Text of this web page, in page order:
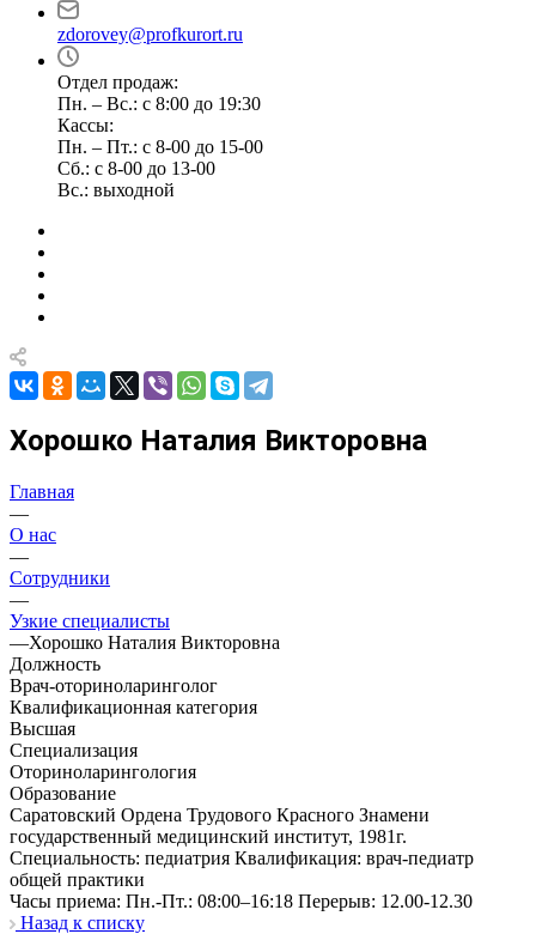
zdorovey@profkurort.ru
Отдел продаж:
Пн. – Вс.: с 8:00 до 19:30
Кассы:
Пн. – Пт.: с 8-00 до 15-00
Сб.: с 8-00 до 13-00
Вс.: выходной
Хорошко Наталия Викторовна
Главная
—
О нас
—
Сотрудники
—
Узкие специалисты
—Хорошко Наталия Викторовна
Должность
Врач-оториноларинголог
Квалификационная категория
Высшая
Специализация
Оториноларингология
Образование
Саратовский Ордена Трудового Красного Знамени
государственный медицинский институт, 1981г.
Специальность: педиатрия Квалификация: врач-педиатр
общей практики
Часы приема: Пн.-Пт.: 08:00–16:18 Перерыв: 12.00-12.30
Назад к списку